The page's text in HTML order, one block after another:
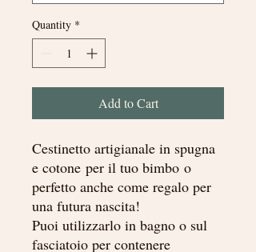
Quantity *
Add to Cart
Cestinetto artigianale in spugna
e cotone per il tuo bimbo o
perfetto anche come regalo per
una futura nascita!
Puoi utilizzarlo in bagno o sul
fasciatoio per contenere